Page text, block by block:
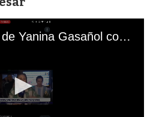
El mal momento de Yanina Gasañol con un hincha argentino en "Subrayado"